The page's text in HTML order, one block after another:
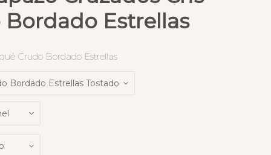
Estrellas
Crudo Bordado Estrellas